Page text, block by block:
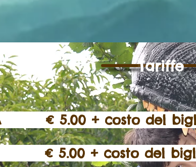
Tariffe
A € 5.00 + costo del
B € 5.00 + costo del